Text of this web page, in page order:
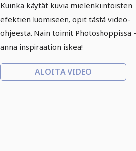
Kuinka käytät kuvia mielenkiintoisten
efektien luomiseen, opit tästä video-
ohjeesta. Näin toimit Photoshoppissa -
anna inspiraation iskeä!
ALOITA VIDEO